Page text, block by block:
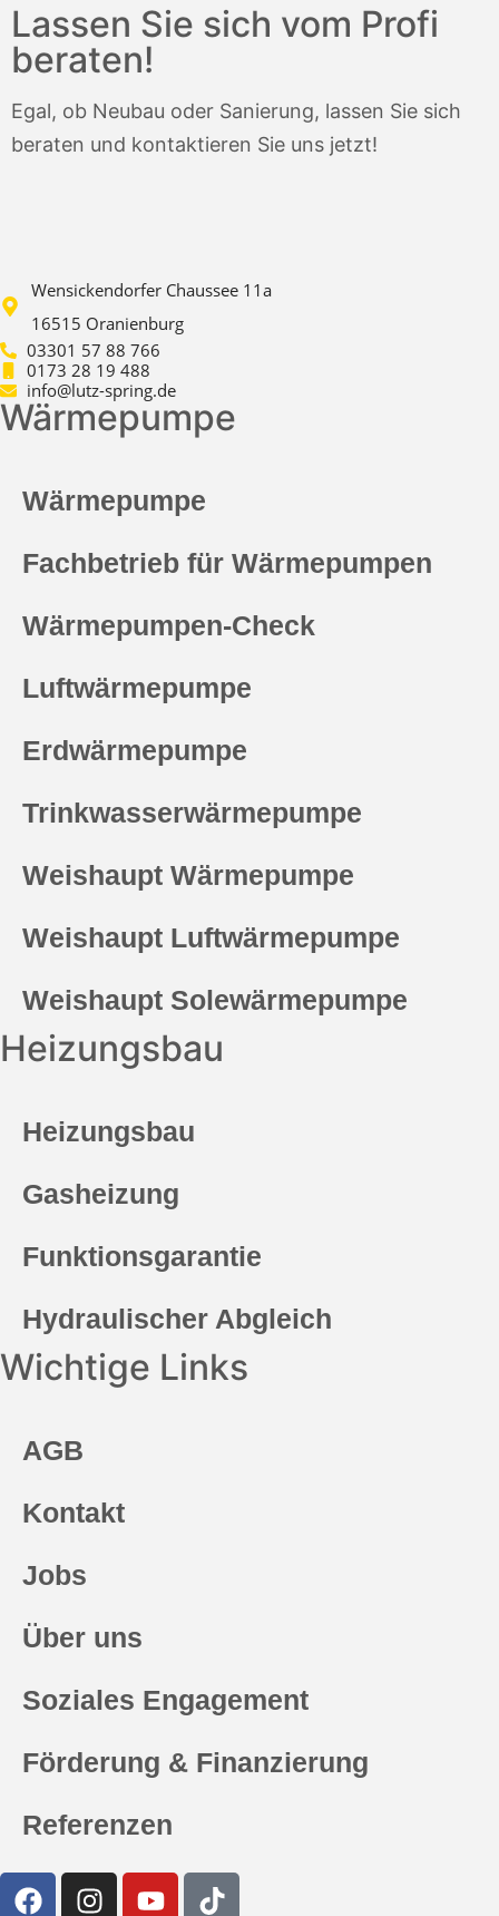
Lassen Sie sich vom Profi
beraten!
Egal, ob Neubau oder Sanierung, lassen Sie sich
beraten und kontaktieren Sie uns jetzt!
Wensickendorfer Chaussee 11a
16515 Oranienburg
03301 57 88 766
0173 28 19 488
info@lutz-spring.de
Wärmepumpe
Wärmepumpe
Fachbetrieb für Wärmepumpen
Wärmepumpen-Check
Luftwärmepumpe
Erdwärmepumpe
Trinkwasserwärmepumpe
Weishaupt Wärmepumpe
Weishaupt Luftwärmepumpe
Weishaupt Solewärmepumpe
Heizungsbau
Heizungsbau
Gasheizung
Funktionsgarantie
Hydraulischer Abgleich
Wichtige Links
AGB
Kontakt
Jobs
Über uns
Soziales Engagement
Förderung & Finanzierung
Referenzen